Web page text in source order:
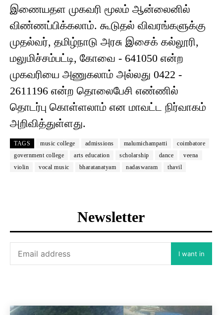
இணையதள முகவரி மூலம் ஆன்லைனில்
விண்ணப்பிக்கலாம். கூடுதல் விவரங்களுக்கு
முதல்வர், தமிழ்நாடு அரசு இசைக் கல்லூரி,
மலுமிச்சம்பட்டி, கோவை - 641050 என்ற
முகவரியை அணுகலாம் அல்லது 0422 -
2611196 என்ற தொலைபேசி எண்ணில்
தொடர்பு கொள்ளலாம் என மாவட்ட நிர்வாகம்
அறிவித்துள்ளது.
TAGS music college admissions malumichampatti
coimbatore
government college
arts education scholarship dance
veena
violin
vocal music bharatanatyam nadaswaram thavil
Newsletter
I want in